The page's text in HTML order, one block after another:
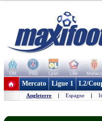
OM PSG Lyon Lille Monaco
+ de clubs
Mercato Ligue 1 L2/
Angleterre | Espagne |